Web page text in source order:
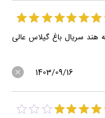
هند سریال باغ گیلاس عالی
1403/09/16